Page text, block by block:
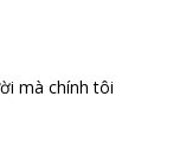
mà chính tôi